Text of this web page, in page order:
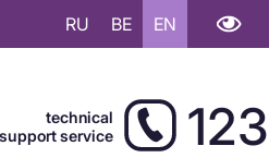
RU BE EN
technical
service
123